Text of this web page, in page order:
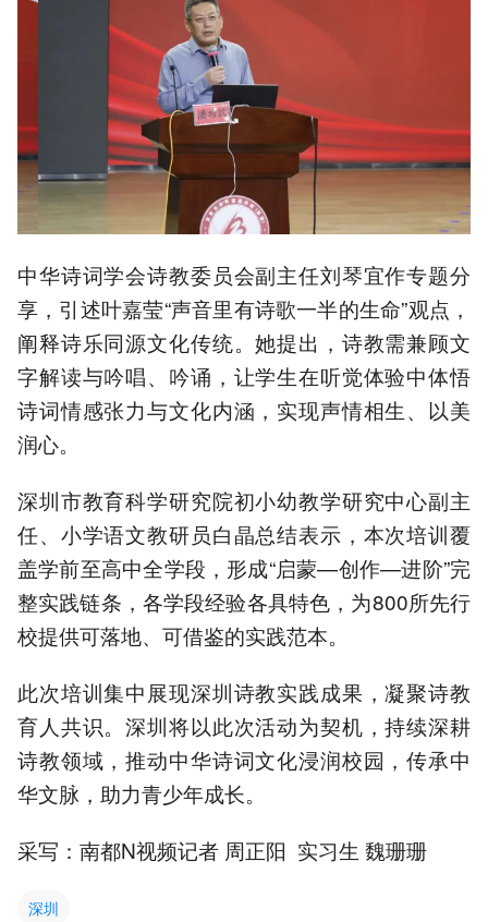
中华诗词学会诗教委员会副主任刘琴宜作专题分
享，引述叶嘉莹“声音里有诗歌一半的生命”观点，
阐释诗乐同源文化传统。她提出，诗教需兼顾文
字解读与吟唱、吟诵，让学生在听觉体验中体悟
诗词情感张力与文化内涵，实现声情相生、以美
润心。
深圳市教育科学研究院初小幼教学研究中心副主
任、小学语文教研员白晶总结表示，本次培训覆
盖学前至高中全学段，形成“启蒙—创作—进阶”完
整实践链条，各学段经验各具特色，为800所先行
校提供可落地、可借鉴的实践范本。
此次培训集中展现深圳诗教实践成果，凝聚诗教
育人共识。深圳将以此次活动为契机，持续深耕
诗教领域，推动中华诗词文化浸润校园，传承中
华文脉，助力青少年成长。
采写：南都N视频记者 周正阳 实习生 魏珊珊
深圳